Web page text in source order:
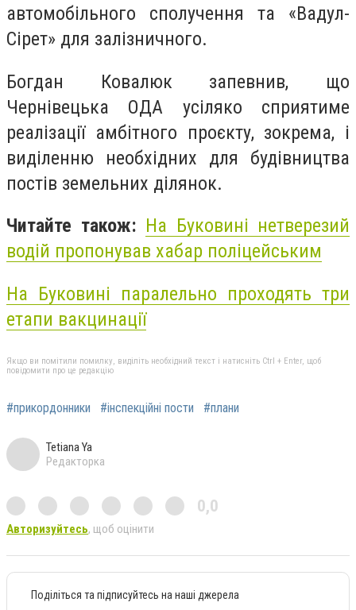
автомобільного сполучення та «Вадул-
Сірет» для залізничного.
Богдан Ковалюк запевнив, що
Чернівецька ОДА усіляко сприятиме
реалізації амбітного проєкту, зокрема, і
виділенню необхідних для будівництва
постів земельних ділянок.
Читайте також: На Буковині нетверезий
водій пропонував хабар поліцейським
На Буковині паралельно проходять три
етапи вакцинації
Якщо ви помітили помилку, виділіть необхідний текст і натисніть Ctrl + Enter, щоб
повідомити про це редакцію
#прикордонники #інспекційні пости #плани
Tetiana Ya
Редакторка
0,0
Авторизуйтесь, щоб оцінити
Поділіться та підписуйтесь на наші джерела